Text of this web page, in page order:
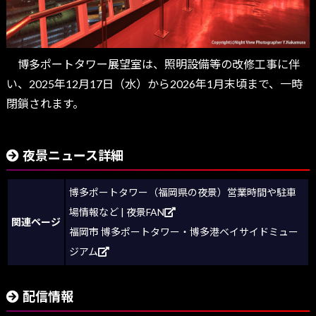
博多ポートタワー展望室は、照明設備等の改修工事に伴
い、2025年12月17日（水）から2026年1月末頃まで、一時
閉鎖されます。
夜景ニュース詳細
関連ページ
博多ポートタワー（福岡県の夜景）営業時間や駐車
場情報など | 夜景FAN
福岡市 博多ポートタワー・博多港ベイサイドミュー
ジアム
配信情報